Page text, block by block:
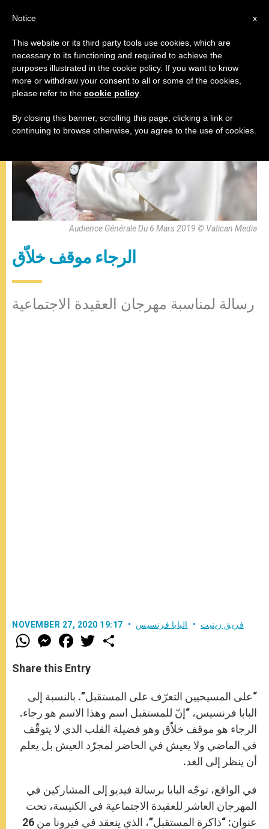
البابا فرنسيس
Audience Générale Du 6 Mars 2019 © Vatican Media
الرجاء موقف خلاّق
رسالة لمناسبة مهرجان العقيدة الاجتماعية
NOVEMBER 27, 2020 19:17 فريق زينيت البابا فرنسيس
W
h
t
s
p
p
M
e
s
e
e
r
F
a
e
b
o
k
w
r
Share this Entry
“على المسيحيين التعرّف على المستقبل”. بالنسبة إلى
البابا فرنسيس، “إنّ للمستقبل اسم وهذا الاسم هو رجاء.
الرجاء هو موقف خلاّق وهو فضيلة القلب الذي لا يتوقّف
في الماضي ولا يعيش في الحاضر لمجرّد العيش بل يعلم
أن ينظر إلى الغد.
في الواقع، توجّه البابا برسالة فيديو إلى المشاركين في
المهرجان العاشر للعقيدة الاجتماعية في الكنيسة، تحت
عنوان: “ذاكرة المستقبل”، الذي ينعقد في فيرونا من 26
x
Notice
This website or its third party tools use cookies, which are
necessary to its functioning and required to achieve the
purposes illustrated in the cookie policy. If you want to know
more or withdraw your consent to all or some of the cookies,
please refer to the cookie policy
By closing this banner, scrolling this page, clicking a link or
continuing to browse otherwise, you agree to the use of cookies.